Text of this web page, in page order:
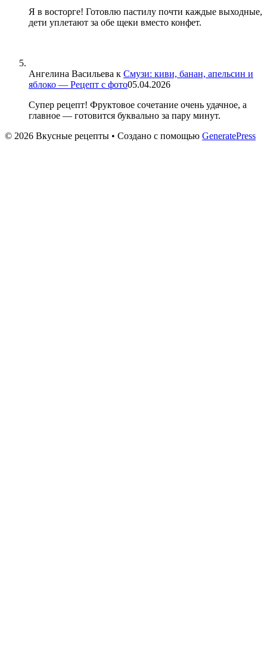
Я в восторге! Готовлю пастилу почти каждые выходные,
дети уплетают за обе щеки вместо конфет.
Ангелина Васильева к Смузи: киви, банан, апельсин и
яблоко — Рецепт с фото05.04.2026
Супер рецепт! Фруктовое сочетание очень удачное, а
главное — готовится буквально за пару минут.
© 2026 Вкусные рецепты • Создано с помощью GeneratePress